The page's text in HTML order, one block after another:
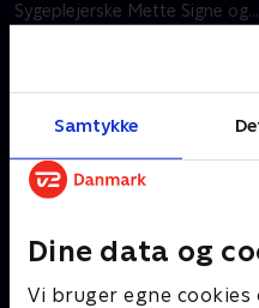
Samtykke
Dine data og
Vi bruger egne cookies
Sygeplejerske Mette Signe og